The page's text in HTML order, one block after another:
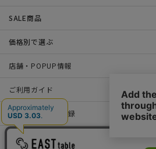
SALE商品
価格別で選ぶ
店舗・POPUP情報
ご利用ガイド
メールマガジン登録
お問い合わせ